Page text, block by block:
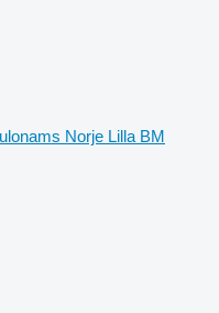
Norje Lilla BM